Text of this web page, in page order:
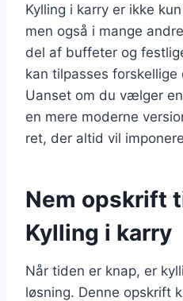
Kylling i karry er ikke
men også i mange
del af buffeter og
kan tilpasses
Uanset om du vælger
en mere moderne
ret, der altid vil
Nem opskrift
Kylling i karry
Når tiden er knap, er
løsning. Denne opskrift